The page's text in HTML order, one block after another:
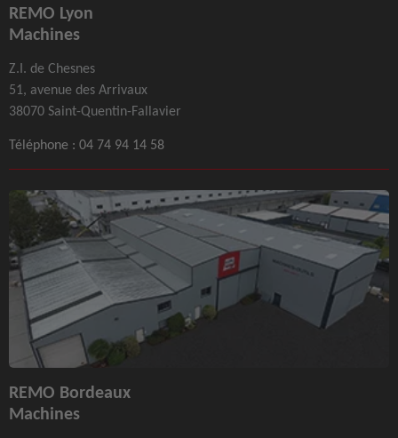
REMO Lyon
Machines
Z.I. de Chesnes
51, avenue des Arrivaux
38070 Saint-Quentin-Fallavier
Téléphone : 04 74 94 14 58
REMO Bordeaux
Machines